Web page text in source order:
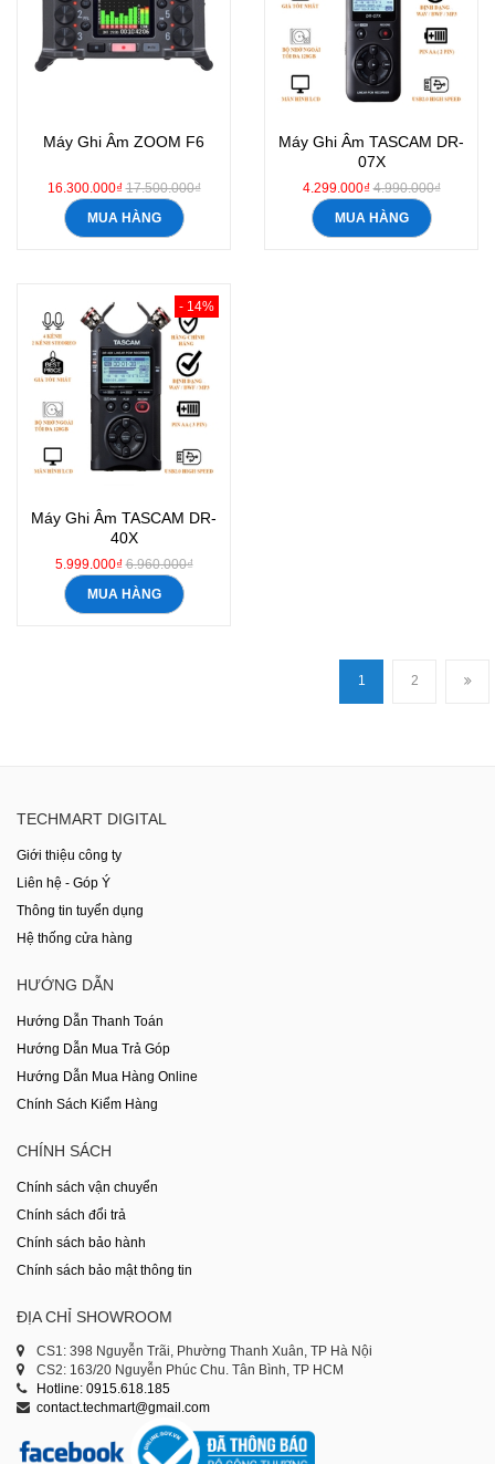
Máy Ghi Âm ZOOM F6
16.300.000₫17.500.000₫
MUA HÀNG
Máy Ghi Âm TASCAM DR-
07X
4.299.000₫4.990.000₫
MUA HÀNG
- 14%
Máy Ghi Âm TASCAM DR-
40X
5.999.000₫6.960.000₫
MUA HÀNG
1 2
TECHMART DIGITAL
Giới thiệu công ty
Liên hệ - Góp Ý
Thông tin tuyển dụng
Hệ thống cửa hàng
HƯỚNG DẪN
Hướng Dẫn Thanh Toán
Hướng Dẫn Mua Trả Góp
Hướng Dẫn Mua Hàng Online
Chính Sách Kiểm Hàng
CHÍNH SÁCH
Chính sách vận chuyển
Chính sách đổi trả
Chính sách bảo hành
Chính sách bảo mật thông tin
ĐỊA CHỈ SHOWROOM
CS1: 398 Nguyễn Trãi, Phường Thanh Xuân, TP Hà Nội
CS2: 163/20 Nguyễn Phúc Chu. Tân Bình, TP HCM
Hotline: 0915.618.185
contact.techmart@gmail.com